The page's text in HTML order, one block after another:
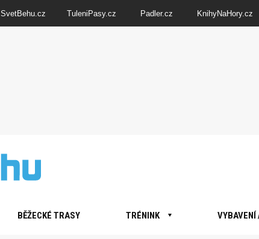
SvetBehu.cz TuleniPasy.cz Padler.cz KnihyNaHory.cz
BĚŽECKÉ TRASY TRÉNINK VYBAVENÍ